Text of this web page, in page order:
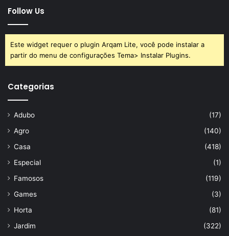
assar.
Aproveite essa receita prática debatata recheadae deixe
seus dias ainda mais práticos e saborosos. Navegue pelo
com seus amigos.
Avalie este post post
Follow Us
Este widget requer o plugin Arqam Lite, você pode instalar a
partir do menu de configurações Tema> Instalar Plugins.
Categorias
Adubo
(17)
Agro
(140)
Casa
(418)
Especial
(1)
Famosos
(119)
Games
(3)
Horta
(81)
Jardim
(322)